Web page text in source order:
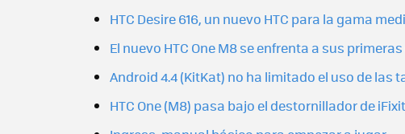
HTC Desire 616, un nuevo HTC para la gama
El nuevo HTC One M8 se enfrenta a sus
Android 4.4 (KitKat) no ha limitado el uso de las
HTC One (M8) pasa bajo el destornillador de